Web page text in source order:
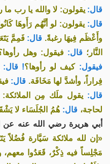
قال: يقولون: لا والله يا رب ما
قال: يقولون: لو أنَّهُم رَأَوهَا
وأَعْظَم فِيهَا رغبةً. قال: فَمِمَّ
النَّار؛ قال: فيقول: وهل
فيقول: كيف لو رأوها؟! قال:
فِراراً، وأشدَّ لها مَخَافَة. قال:
قال: يقول ملَك مِن
لحاجة، قال: هُمُ الجُلَسَاء لا
أبي هريرة رضي الله عنه عن
«إن لله ملائكة سَيَّارة فُضُلاً
مَجْلِساً فيه ذِكْرٌ، قَعَدُوا